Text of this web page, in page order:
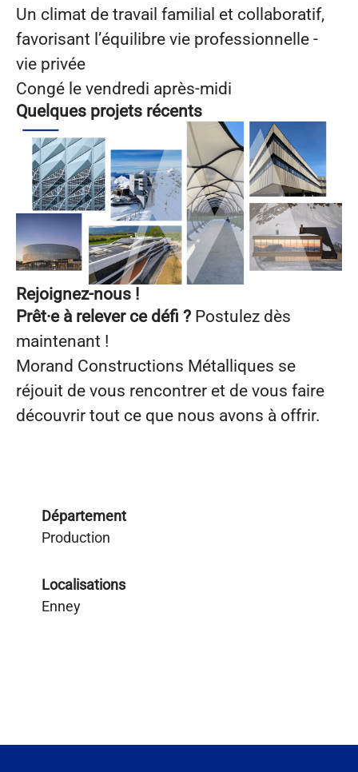
Un climat de travail familial et collaboratif,
favorisant l’équilibre vie professionnelle -
vie privée
Congé le vendredi après-midi
Quelques projets récents
Rejoignez-nous !
Prêt·e à relever ce défi ? Postulez dès
maintenant !
Morand Constructions Métalliques se
réjouit de vous rencontrer et de vous faire
découvrir tout ce que nous avons à offrir.
Département
Production
Localisations
Enney